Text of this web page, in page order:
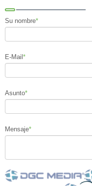
Su nombre*
E-Mail *
Asunto*
Mensaje*